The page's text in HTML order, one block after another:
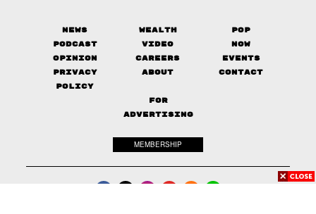
News Wealth
Pop
Podcast
Video
Now
Opinion
Careers
Events
Privacy
Policy
About Contact
FOR
ADVERTISING
MEMBERSHIP